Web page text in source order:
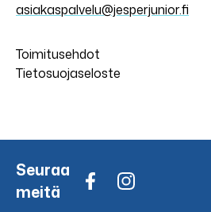
asiakaspalvelu@jesperjunior.fi
Toimitusehdot
Tietosuojaseloste
Seuraa
meitä